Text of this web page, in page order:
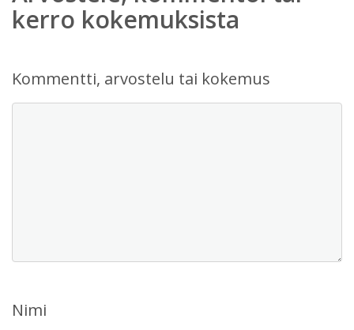
kerro kokemuksista
Kommentti, arvostelu tai kokemus
Nimi